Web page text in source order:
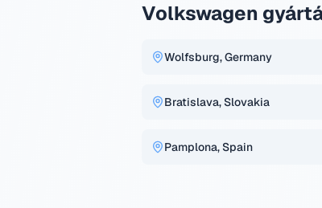
Volkswagen
Wolfsburg, Germany
Bratislava, Slovakia
Pamplona, Spain